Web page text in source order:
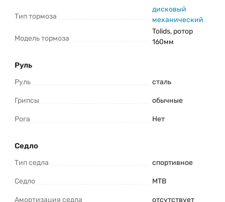
Тип тормоза
дисковый
механический
Модель тормоза
Tolids, ротор
160мм
Руль
Руль сталь
Грипсы обычные
Рога Нет
Седло
Тип седла спортивное
Седло MTB
Амортизация седла отсутствует